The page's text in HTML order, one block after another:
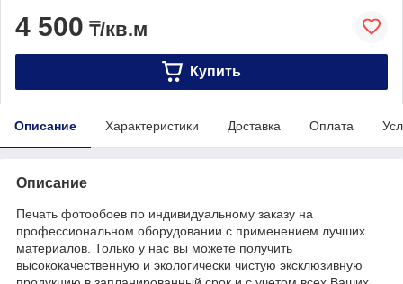
4 500 ₸/кв.м
Купить
Описание Характеристики Доставка Оплата
Описание
Печать фотообоев по индивидуальному заказу на
профессиональном оборудовании с применением лучших
материалов. Только у нас вы можете получить
высококачественную и экологически чистую эксклюзивную